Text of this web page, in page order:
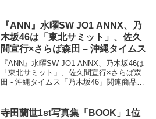
夜子』、メインビ...
『ANN』水曜SW JO1 ANNX、乃
木坂46は「東北サミット」、佐久
間宣行×さらば森田 – 沖縄タイムス
『ANN』水曜SW JO1 ANNX、乃木坂46は
「東北サミット」、佐久間宣行×さらば森
田 - 沖縄タイムス「乃木坂46」関連商品
田 - 沖縄タイムス ...
寺田蘭世1st写真集「BOOK」1位